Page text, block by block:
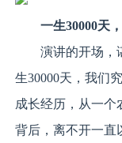
一生30000天
演讲的开场，
生30000天，我们
成长经历，从一个
背后，离不开一直